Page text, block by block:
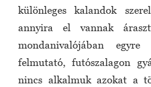
különleges kalandok
annyira el vannak
mondanivalójában egyre
felmutató, futószalagon
nincs alkalmuk azokat a